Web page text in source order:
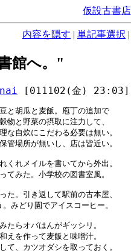
仮設古書店
内容を隠す | 単記事選択
館へ。"
[011102(金) 23:03]
と胡瓜と麦飯。庖丁の追加で
物と野菜の摂取に注力して、
な自炊にこだわる必要は無い。
管場所が無いし、店は皆近い。
くれメイルを書いてから外出。
てみた。小学校の図書室風。
た。引き返して駅前の古本屋、
みどり園でアイスコーヒー。
たらオバはんがギッシリ。
えを作って麦飯と味噌汁。
て、カツオダシを取っておく。